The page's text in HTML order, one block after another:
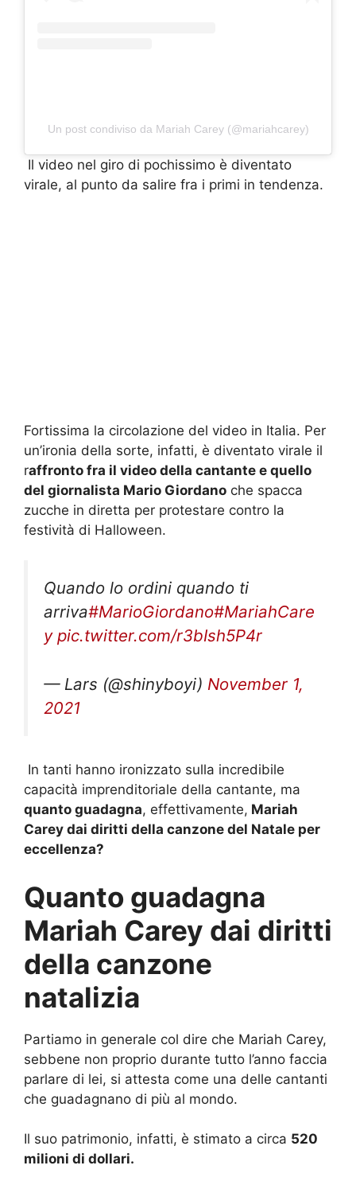
Un post condiviso da Mariah Carey (@mariahcarey)
Il video nel giro di pochissimo è diventato
virale, al punto da salire fra i primi in tendenza.
Fortissima la circolazione del video in Italia. Per
un’ironia della sorte, infatti, è diventato virale il
raffronto fra il video della cantante e quello
del giornalista Mario Giordano che spacca
zucche in diretta per protestare contro la
festività di Halloween.
Quando lo ordini quando ti
arriva#MarioGiordano#MariahCare
y pic.twitter.com/r3bIsh5P4r
— Lars (@shinyboyi) November 1,
2021
In tanti hanno ironizzato sulla incredibile
capacità imprenditoriale della cantante, ma
quanto guadagna, effettivamente, Mariah
Carey dai diritti della canzone del Natale per
eccellenza?
Quanto guadagna
Mariah Carey dai diritti
della canzone
natalizia
Partiamo in generale col dire che Mariah Carey,
sebbene non proprio durante tutto l’anno faccia
parlare di lei, si attesta come una delle cantanti
che guadagnano di più al mondo.
Il suo patrimonio, infatti, è stimato a circa 520
milioni di dollari.